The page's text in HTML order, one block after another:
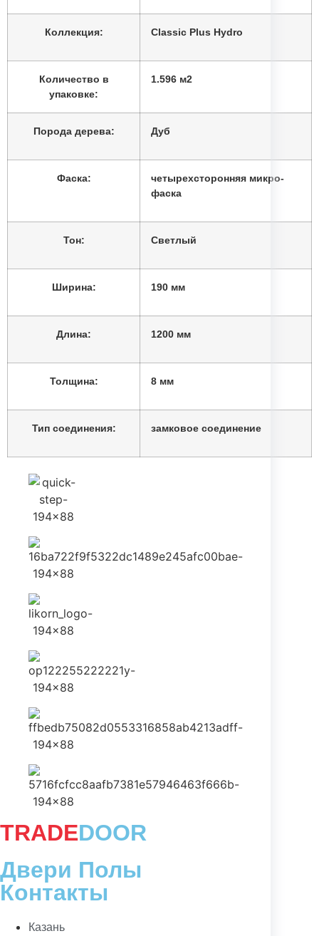
Коллекция: Classic Plus Hydro
Количество в
упаковке:
1.596 м2
Порода дерева: Дуб
Фаска:
четырехсторонняя микро-
фаска
Тон: Светлый
Ширина: 190 мм
Длина: 1200 мм
Толщина: 8 мм
Тип соединения: замковое соединение
TRADEDOOR
Двери Полы
Контакты
Казань